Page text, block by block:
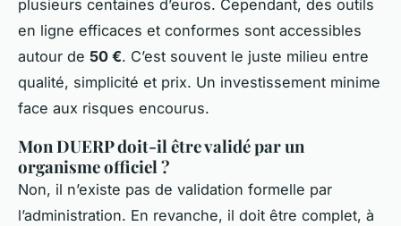
plusieurs centaines d’euros. Cependant, des outils
en ligne efficaces et conformes sont accessibles
autour de 50 €. C’est souvent le juste milieu entre
qualité, simplicité et prix. Un investissement minime
face aux risques encourus.
Mon DUERP doit-il être validé par un
organisme officiel ?
Non, il n’existe pas de validation formelle par
l’administration. En revanche, il doit être complet, à